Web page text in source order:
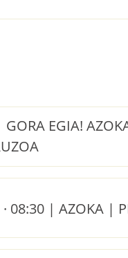
EGIA!
08:30 | AZOKA |